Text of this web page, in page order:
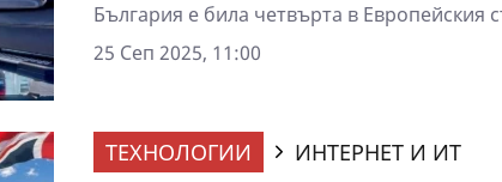
България е била четвърта в Европейския
25 Сеп 2025, 11:00
ТЕХНОЛОГИИ
ИНТЕРНЕТ И ИТ